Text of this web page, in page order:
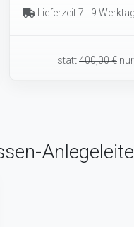
Lieferzeit 7 - 9
statt400,00 € nur